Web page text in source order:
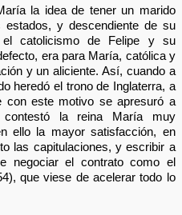
la idea de tener un marido
estados, y descendiente de su
catolicismo de Felipe y su
era para María, católica y
y un aliciente. Así, cuando a
heredó el trono de Inglaterra, a
con este motivo se apresuró a
la reina María muy
ello la mayor satisfacción, en
las capitulaciones, y escribir a
negociar el contrato como el
que viese de acelerar todo lo